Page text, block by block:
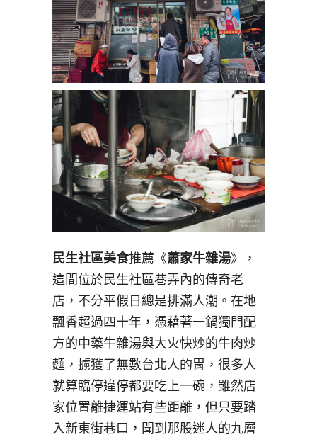
民生社區美食推薦《蕭家牛雜湯》，
這間位於民生社區巷弄內的傳奇老
店，不分平假日總是排滿人潮。在地
飄香超過四十年，憑藉著一鍋獨門配
方的中藥牛雜湯與大火快炒的牛肉炒
麵，擄獲了無數台北人的胃，很多人
就算臨停違停都要吃上一碗，雖然店
家位置離捷運站有些距離，但只要踏
入新東街巷口，聞到那股迷人的九層